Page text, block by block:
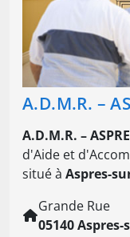
A.D.M.R. –
A.D.M.R. –
d'Aide et
situé à Aspres-
Grande Rue
05140